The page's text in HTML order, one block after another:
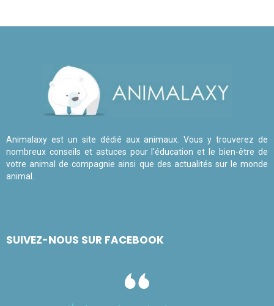
Animalaxy est un site dédié aux animaux. Vous y trouverez de
nombreux conseils et astuces pour l'éducation et le bien-être de
votre animal de compagnie ainsi que des actualités sur le monde
animal.
SUIVEZ-NOUS SUR FACEBOOK